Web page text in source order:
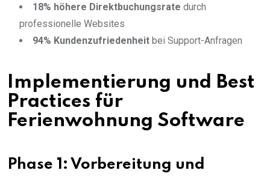
18% höhere Direktbuchungsrate durch
professionelle Websites
94% Kundenzufriedenheit bei Support-Anfragen
Implementierung und Best
Practices für
Ferienwohnung Software
Phase 1: Vorbereitung und